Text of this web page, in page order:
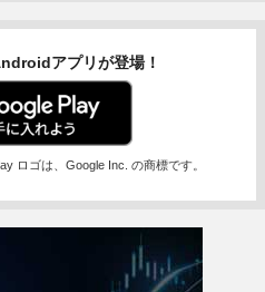
アプリが登場！
ロゴは、Google Inc. の商標です。